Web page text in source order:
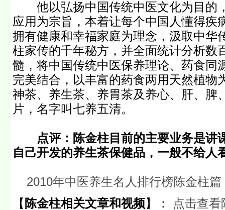
他以弘扬中国传统中医文化为目的
应用为宗旨，本着让每个中国人懂得疾
拥有健康和幸福家庭为理念，汲取中华
柱家传的千年秘方，并全面统计分析数
髓，将中国传统中医保养理论、药食同
完美结合，以丰富的药食两用天然植物
神茶、养生茶、养胃茶及养心、肝、脾
片，名字叫七养五清。
点评：陈金柱目前的主要业务是讲
自己开发的养生茶保健品，一般不给人
2010年中医养生名人排行榜陈金柱篇
【 陈金柱相关文章和视频】：
点击查